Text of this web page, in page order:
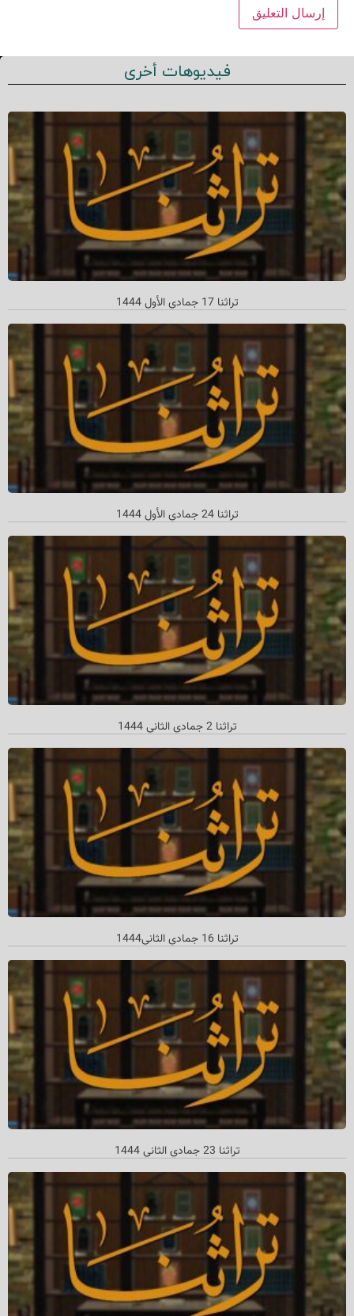
فيديوهات أخرى
تراثنا 17 جمادي الأول 1444
تراثنا 24 جمادي الأول 1444
تراثنا 2 جمادي الثاني 1444
تراثنا 16 جمادي الثاني‌1444
تراثنا 23 جمادي الثاني 1444